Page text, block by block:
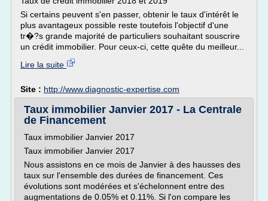
Si certains peuvent s'en passer, obtenir le taux d'intérêt le
plus avantageux possible reste toutefois l'objectif d'une
tr�?s grande majorité de particuliers souhaitant souscrire
un crédit immobilier. Pour ceux-ci, cette quête du meilleur...
Lire la suite
Site : http://www.diagnostic-expertise.com
Taux immobilier Janvier 2017 - La Centrale
de Financement
Taux immobilier Janvier 2017
Taux immobilier Janvier 2017
Nous assistons en ce mois de Janvier à des hausses des
taux sur l'ensemble des durées de financement. Ces
évolutions sont modérées et s'échelonnent entre des
augmentations de 0.05% et 0.11%. Si l'on compare les